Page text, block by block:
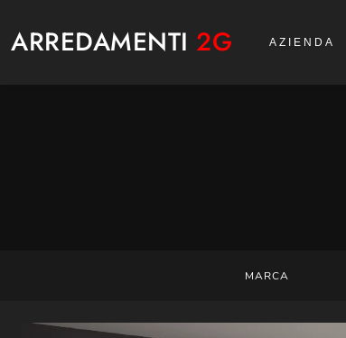
ARREDAMENTI 2G AZIENDA
MARCA